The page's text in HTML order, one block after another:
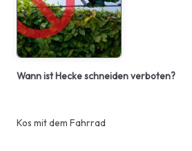
Wann ist Hecke schneiden verboten?
Kos mit dem Fahrrad